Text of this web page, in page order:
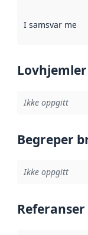
I samsvar med
Lovhjemler
Ikke oppgitt
Begreper
Ikke oppgitt
Referanser